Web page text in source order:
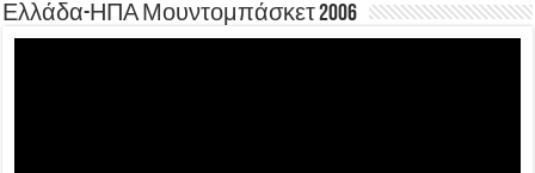
Ελλάδα-ΗΠΑ Μουντομπάσκετ 2006